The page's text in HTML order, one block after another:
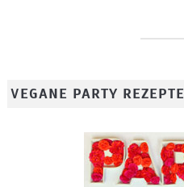
VEGANE PARTY REZEPTE